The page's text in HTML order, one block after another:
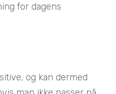
for dagens
og kan dermed